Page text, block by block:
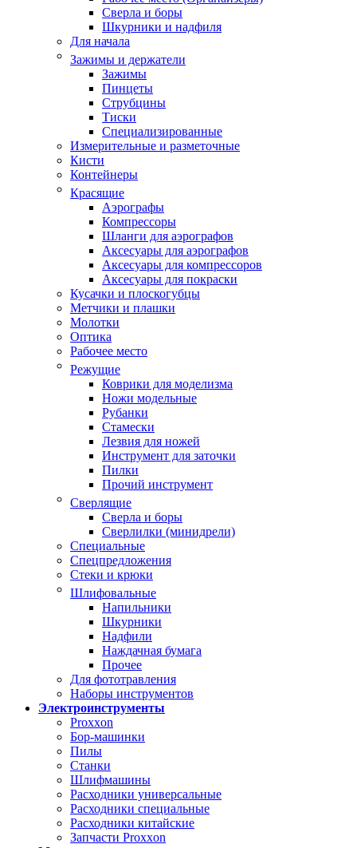
Сверла и боры
Шкурники и надфиля
Для начала
Зажимы и держатели
Зажимы
Пинцеты
Струбцины
Тиски
Специализированные
Измерительные и разметочные
Кисти
Контейнеры
Красящие
Аэрографы
Компрессоры
Шланги для аэрографов
Аксесуары для аэрографов
Аксесуары для компрессоров
Аксесуары для покраски
Кусачки и плоскогубцы
Метчики и плашки
Молотки
Оптика
Рабочее место
Режущие
Коврики для моделизма
Ножи модельные
Рубанки
Стамески
Лезвия для ножей
Инструмент для заточки
Пилки
Прочий инструмент
Сверлящие
Сверла и боры
Сверлилки (минидрели)
Специальные
Спецпредложения
Стеки и крюки
Шлифовальные
Напильники
Шкурники
Надфили
Наждачная бумага
Прочее
Для фототравления
Наборы инструментов
Электроинструменты
Proxxon
Бор-машинки
Пилы
Станки
Шлифмашины
Расходники универсальные
Расходники специальные
Расходники китайские
Запчасти Proxxon